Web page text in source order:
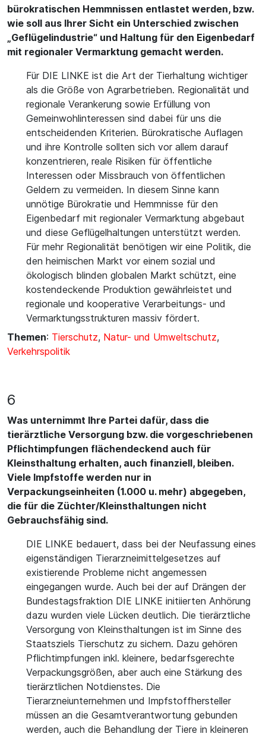
bürokratischen Hemmnissen entlastet werden, bzw.
wie soll aus Ihrer Sicht ein Unterschied zwischen
„Geflügelindustrie“ und Haltung für den Eigenbedarf
mit regionaler Vermarktung gemacht werden.
Für DIE LINKE ist die Art der Tierhaltung wichtiger
als die Größe von Agrarbetrieben. Regionalität und
regionale Verankerung sowie Erfüllung von
Gemeinwohlinteressen sind dabei für uns die
entscheidenden Kriterien. Bürokratische Auflagen
und ihre Kontrolle sollten sich vor allem darauf
konzentrieren, reale Risiken für öffentliche
Interessen oder Missbrauch von öffentlichen
Geldern zu vermeiden. In diesem Sinne kann
unnötige Bürokratie und Hemmnisse für den
Eigenbedarf mit regionaler Vermarktung abgebaut
und diese Geflügelhaltungen unterstützt werden.
Für mehr Regionalität benötigen wir eine Politik, die
den heimischen Markt vor einem sozial und
ökologisch blinden globalen Markt schützt, eine
kostendeckende Produktion gewährleistet und
regionale und kooperative Verarbeitungs- und
Vermarktungsstrukturen massiv fördert.
Themen: Tierschutz, Natur- und Umweltschutz,
Verkehrspolitik
6
Was unternimmt Ihre Partei dafür, dass die
tierärztliche Versorgung bzw. die vorgeschriebenen
Pflichtimpfungen flächendeckend auch für
Kleinsthaltung erhalten, auch finanziell, bleiben.
Viele Impfstoffe werden nur in
Verpackungseinheiten (1.000 u. mehr) abgegeben,
die für die Züchter/Kleinsthaltungen nicht
Gebrauchsfähig sind.
DIE LINKE bedauert, dass bei der Neufassung eines
eigenständigen Tierarzneimittelgesetzes auf
existierende Probleme nicht angemessen
eingegangen wurde. Auch bei der auf Drängen der
Bundestagsfraktion DIE LINKE initiierten Anhörung
dazu wurden viele Lücken deutlich. Die tierärztliche
Versorgung von Kleinsthaltungen ist im Sinne des
Staatsziels Tierschutz zu sichern. Dazu gehören
Pflichtimpfungen inkl. kleinere, bedarfsgerechte
Verpackungsgrößen, aber auch eine Stärkung des
tierärztlichen Notdienstes. Die
Tierarzneiunternehmen und Impfstoffhersteller
müssen an die Gesamtverantwortung gebunden
werden, auch die Behandlung der Tiere in kleineren